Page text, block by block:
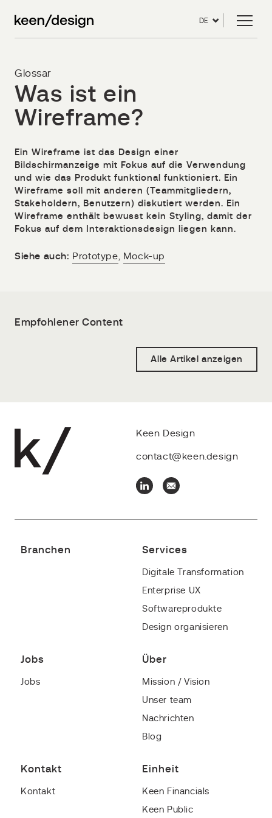
DE
Glossar
Was ist ein
Wireframe?
Ein Wireframe ist das Design einer
Bildschirmanzeige mit Fokus auf die Verwendung
und wie das Produkt funktional funktioniert. Ein
Wireframe soll mit anderen (Teammitgliedern,
Stakeholdern, Benutzern) diskutiert werden. Ein
Wireframe enthält bewusst kein Styling, damit der
Fokus auf dem Interaktionsdesign liegen kann.
Siehe auch: Prototype Mock-up
Empfohlener Content
Alle Artikel anzeigen
Keen Design
contact@keen.design
Branchen Services
Digitale Transformation
Enterprise UX
Softwareprodukte
Design organisieren
Jobs
Jobs
Über
Mission / Vision
Unser team
Nachrichten
Blog
Kontakt
Kontakt
Einheit
Keen Financials
Keen Public